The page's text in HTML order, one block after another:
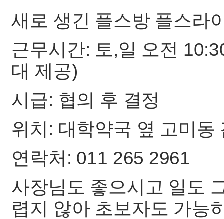
새로 생긴 플스방 플스라
근무시간: 토,일 오전
대 제공)
시급: 협의 후 결정
위치: 대학약국 옆 고미
연락처: 011 265 2961
사장님도 좋으시고 일도
렵지 않아 초보자도 가능